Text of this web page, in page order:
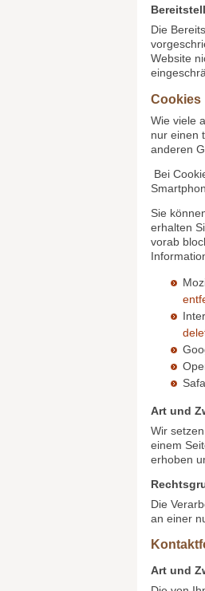
Die Daten
Dies ist
jeweilige
Im Falle
Die
Website
Cookies
Wie viele
nur einen
anderen
Bei
Sie
erhalten
vorab
Art und
Wir
erhoben